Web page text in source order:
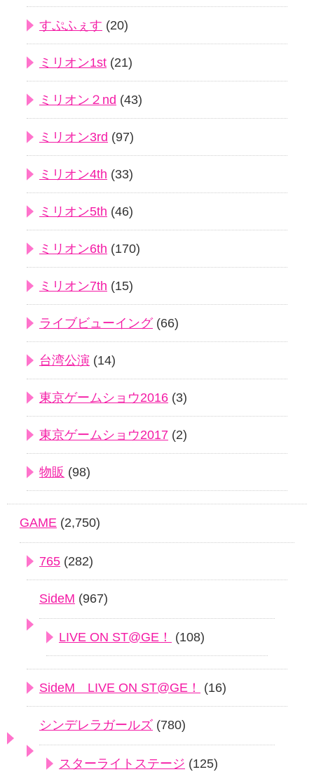
すぷふぇす (20)
ミリオン1st (21)
ミリオン２nd (43)
ミリオン3rd (97)
ミリオン4th (33)
ミリオン5th (46)
ミリオン6th (170)
ミリオン7th (15)
ライブビューイング(66)
台湾公演 (14)
東京ゲームショウ2016 (3)
東京ゲームショウ2017 (2)
物販 (98)
GAME (2,750)
765 (282)
SideM (967)
LIVE ON ST@GE！ (108)
SideM LIVE ON ST@GE！ (16)
シンデレラガールズ (780)
スターライトステージ (125)